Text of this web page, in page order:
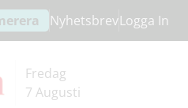
NyhetsbrevLogga In
Fredag
7 Augusti